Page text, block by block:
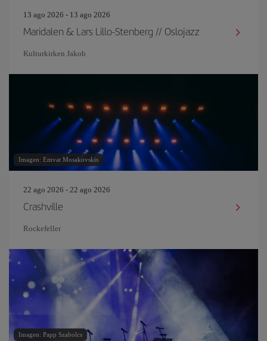
13 ago 2026 - 13 ago 2026
Maridalen & Lars Lillo-Stenberg // Oslojazz
Kulturkirken Jakob
Imagen: Emvat Mosakovskis
22 ago 2026 - 22 ago 2026
Crashville
Rockefeller
Imagen: Papp Szabolcs